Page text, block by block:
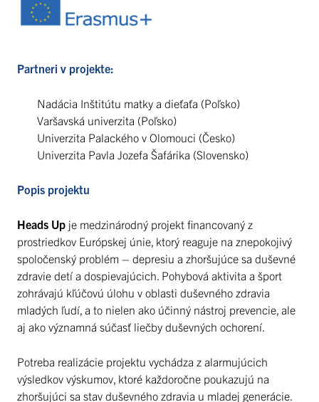
Partneri v projekte:
Nadácia Inštitútu matky a dieťaťa (Poľsko)
Varšavská univerzita (Poľsko)
Univerzita Palackého v Olomouci (Česko)
Univerzita Pavla Jozefa Šafárika (Slovensko)
Popis projektu
Heads Up je medzinárodný projekt financovaný z
prostriedkov Európskej únie, ktorý reaguje na znepokojivý
spoločenský problém – depresiu a zhoršujúce sa duševné
zdravie detí a dospievajúcich. Pohybová aktivita a šport
zohrávajú kľúčovú úlohu v oblasti duševného zdravia
mladých ľudí, a to nielen ako účinný nástroj prevencie, ale
aj ako významná súčasť liečby duševných ochorení.
Potreba realizácie projektu vychádza z alarmujúcich
výsledkov výskumov, ktoré každoročne poukazujú na
zhoršujúci sa stav duševného zdravia u mladej generácie.